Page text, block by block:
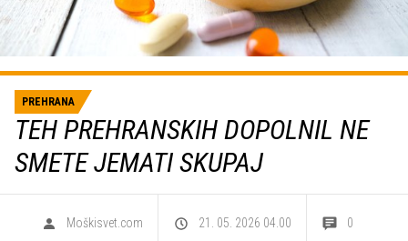
PREHRANA
TEH PREHRANSKIH DOPOLNIL NE
SMETE JEMATI SKUPAJ
Moškisvet.com 21. 05. 2026 04.00 0